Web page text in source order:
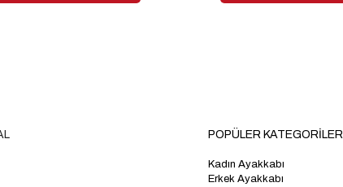
POPÜLER KATEGORİLER
Kadın Ayakkabı
Erkek Ayakkabı